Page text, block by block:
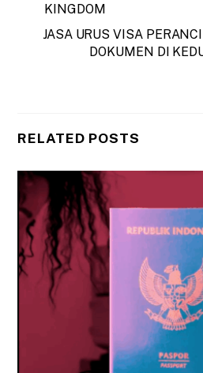
KINGDOM
JASA URUS VISA
DOKUMEN DI
RELATED POSTS